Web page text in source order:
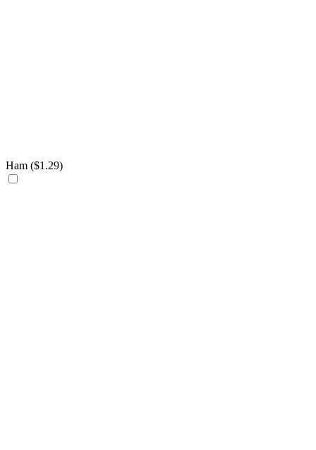
Ham ($1.29)